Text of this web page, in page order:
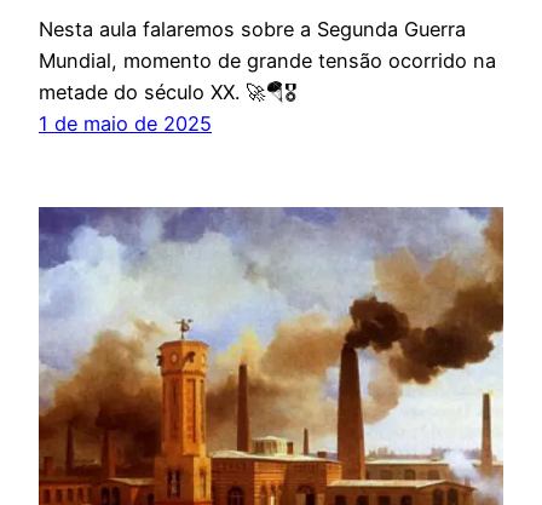
Nesta aula falaremos sobre a Segunda Guerra
Mundial, momento de grande tensão ocorrido na
metade do século XX. 🚀🪂🎖️
1 de maio de 2025